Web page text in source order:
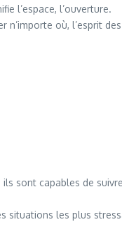
l’espace, l’ouverture.
où, l’esprit
sont capables de
situations les plus